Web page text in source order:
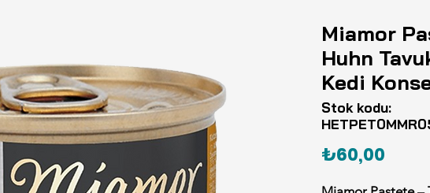
Miamor
Huhn
Kedi
Stok kodu:
₺60,00